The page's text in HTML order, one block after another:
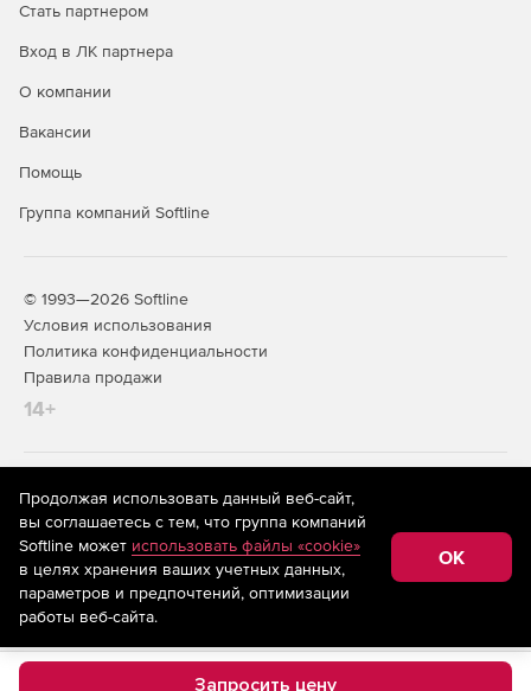
Запросить цену
Стать партнером
Вход в ЛК партнера
О компании
Вакансии
Помощь
Группа компаний Softline
© 1993—2026 Softline
Условия использования
Политика конфиденциальности
Правила продажи
14+
На информационном ресурсе store.softline.ru применяются
рекомендательные технологии
(информационные технологии
предоставления информации на основе сбора,
систематизации и анализа сведений, относящихся к
предпочтениям пользователей сети «Интернет»,
находящихся на территории Российской Федерации)
Продолжая использовать данный веб-сайт,
вы соглашаетесь с тем, что группа компаний
Softline может использовать файлы «cookie»
в целях хранения ваших учетных данных,
параметров и предпочтений, оптимизации
работы веб-сайта.
OK